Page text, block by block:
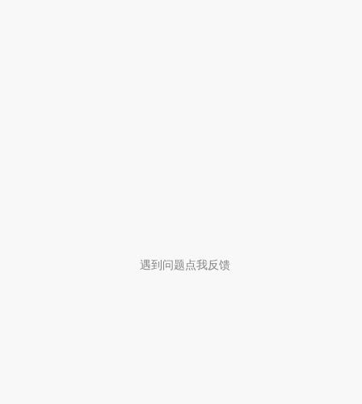
遇到问题点我反馈